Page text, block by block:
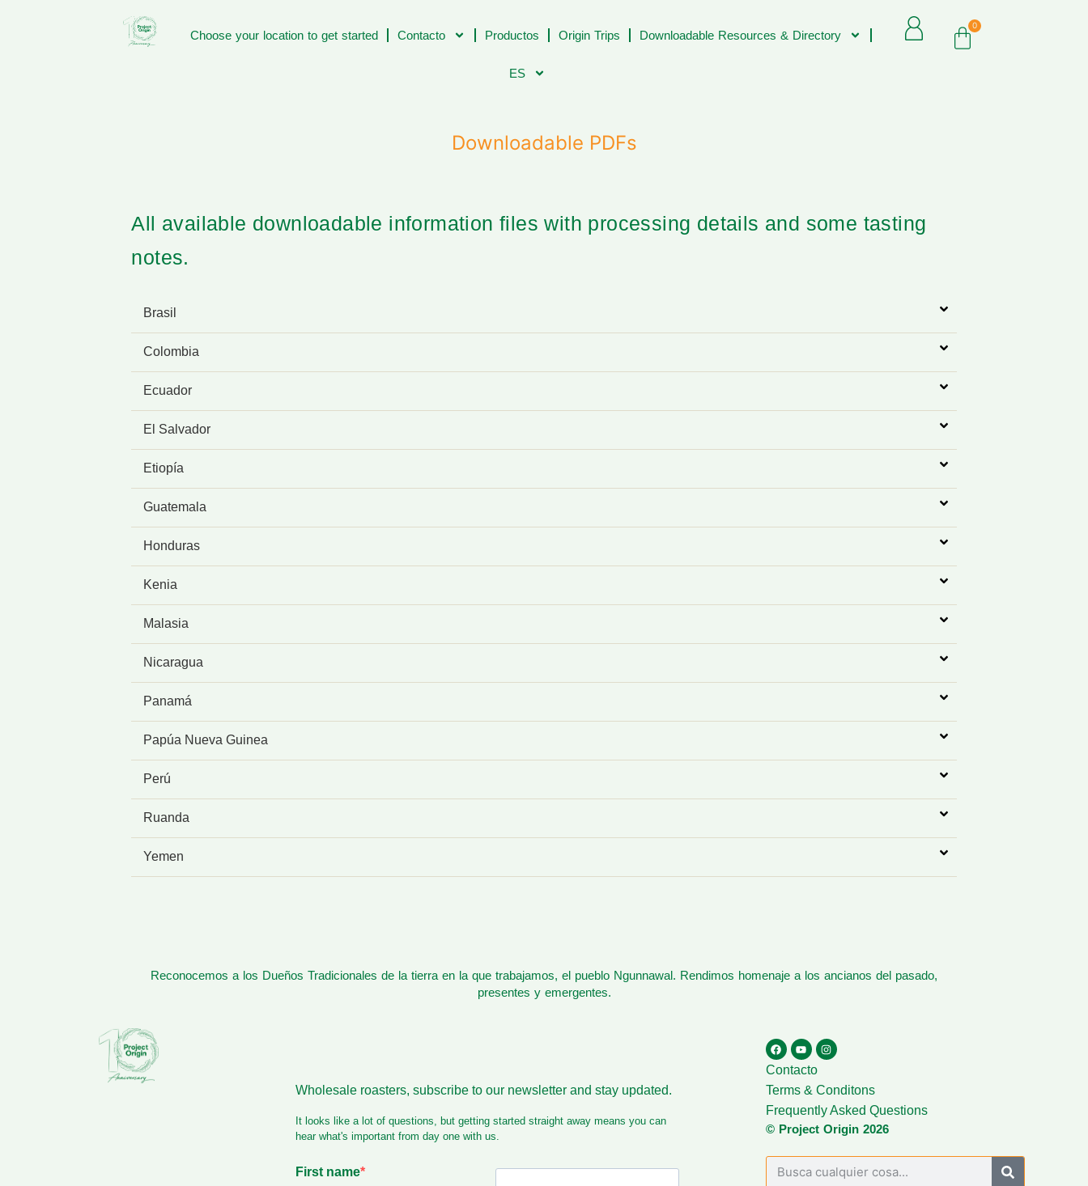
Choose your location to get started Contacto Productos Origin Trips Downloadable Resources & Directory
ES
0
Downloadable PDFs
All available downloadable information files with processing details and some tasting
notes.
Brasil
Colombia
Ecuador
El Salvador
Etiopía
Guatemala
Honduras
Kenia
Malasia
Nicaragua
Panamá
Papúa Nueva Guinea
Perú
Ruanda
Yemen
Reconocemos a los Dueños Tradicionales de la tierra en la que trabajamos, el pueblo Ngunnawal. Rendimos homenaje a los ancianos del pasado,
presentes y emergentes.
Contacto
Terms & Conditons
Frequently Asked Questions
© Project Origin 2026